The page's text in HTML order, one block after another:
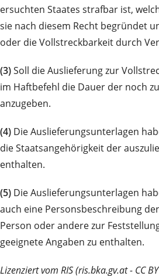
ersuchten Staates strafbar ist,
sie nach diesem Recht begründet
oder die Vollstreckbarkeit durch
(3)Soll die Auslieferung zur
im Haftbefehl die Dauer der noch
anzugeben.
(4) Die Auslieferungsunterlagen
die Staatsangehörigkeit der
enthalten.
(5) Die Auslieferungsunterlagen
auch eine Personsbeschreibung
Person oder andere zur
geeignete Angaben zu enthalten.
Lizenziert vom RIS (ris.bka.gv.at - CC